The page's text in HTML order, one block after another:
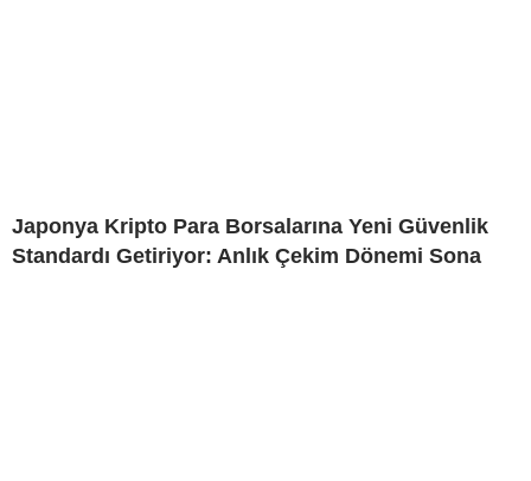
Japonya Kripto Para Borsalarına Yeni Güvenlik
Standardı Getiriyor: Anlık Çekim Dönemi Sona